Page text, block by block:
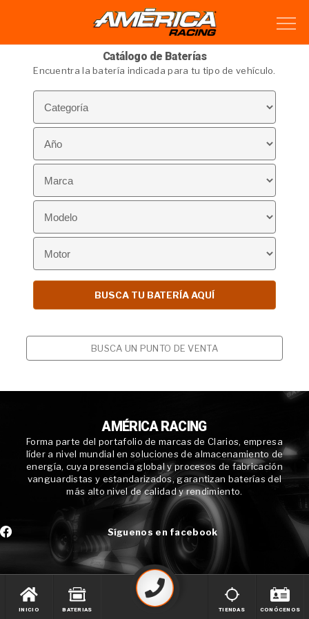
Catálogo de Baterías
Encuentra la batería indicada para tu tipo de vehículo.
BUSCA UN PUNTO DE VENTA
AMÉRICA RACING
Forma parte del portafolio de marcas de Clarios, empresa
líder a nivel mundial en soluciones de almacenamiento de
energía, cuya presencia global y procesos de fabricación
vanguardistas y estandarizados, garantizan baterías del
más alto nivel de calidad y rendimiento.
Síguenos en facebook
INICIO BATERIAS TIENDAS CONÓCENOS